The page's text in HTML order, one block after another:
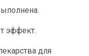
эффект.
для